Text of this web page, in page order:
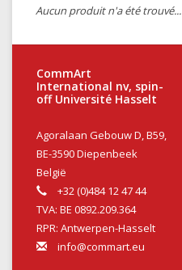
Aucun produit n'a été trouvé...
CommArt
International nv, spin-
off Université Hasselt
Agoralaan Gebouw D, B59,
BE-3590 Diepenbeek
België
+32 (0)484 12 47 44
TVA: BE 0892.209.364
RPR: Antwerpen-Hasselt
info@commart.eu